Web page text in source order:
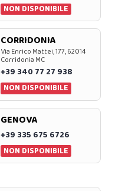
NON DISPONIBILE
CORRIDONIA
Via Enrico Mattei, 177, 62014
Corridonia MC
+39 340 77 27 938
NON DISPONIBILE
GENOVA
+39 335 675 6726
NON DISPONIBILE